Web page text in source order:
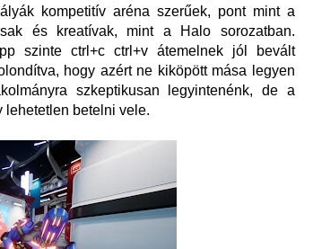
kompetitív aréna szerűek, pont mint a
és kreatívak, mint a Halo sorozatban.
szinte ctrl+c ctrl+v átemelnek jól bevált
hogy azért ne kiköpött mása legyen
szkeptikusan legyintenénk, de a
lehetetlen betelni vele.